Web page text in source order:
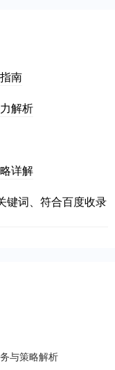
南
解析
详解
键词、符合百度收录
与策略解析